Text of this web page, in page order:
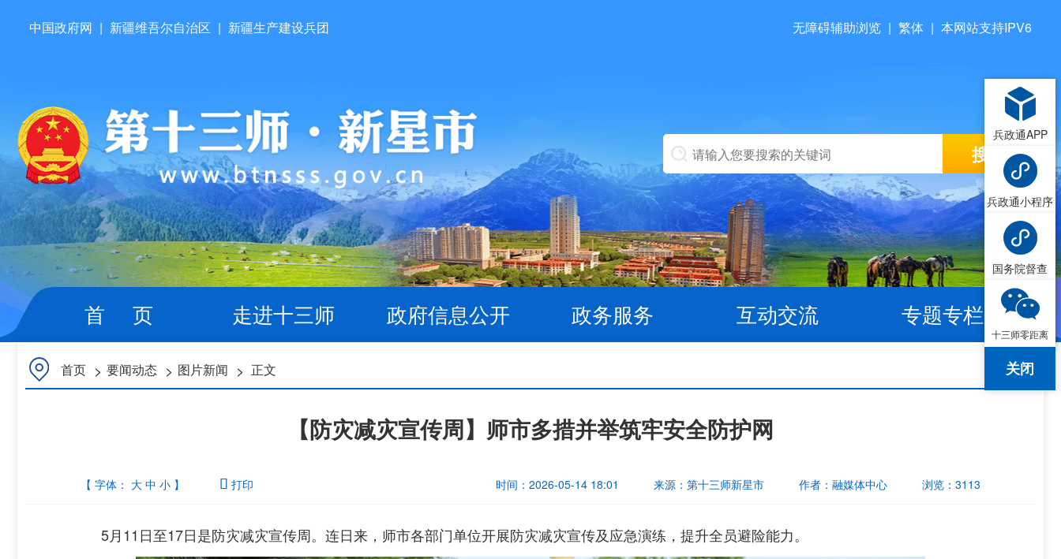
中国政府网 | 新疆维吾尔自治区 | 新疆生产建设兵团 无障碍辅助浏览 | 繁体 | 本网站支持IPV6
首 页 走进十三师 政府信息公开 政务服务 互动交流 专题专栏
首页 > 要闻动态 > 图片新闻 > 正文
【防灾减灾宣传周】师市多措并举筑牢安全防护网
【 字体： 大 中 小 】  打印 时间： 2026-05-14 18:01 来源： 第十三师新星市 作者： 融媒体中心 浏览： 3113
5月11日至17日是防灾减灾宣传周。连日来，师市各部门单位开展防灾减灾宣传及应急演练，提升全员避险能力。
兵政通APP
兵政通小程序
国务院督查
十三师零距离
关闭